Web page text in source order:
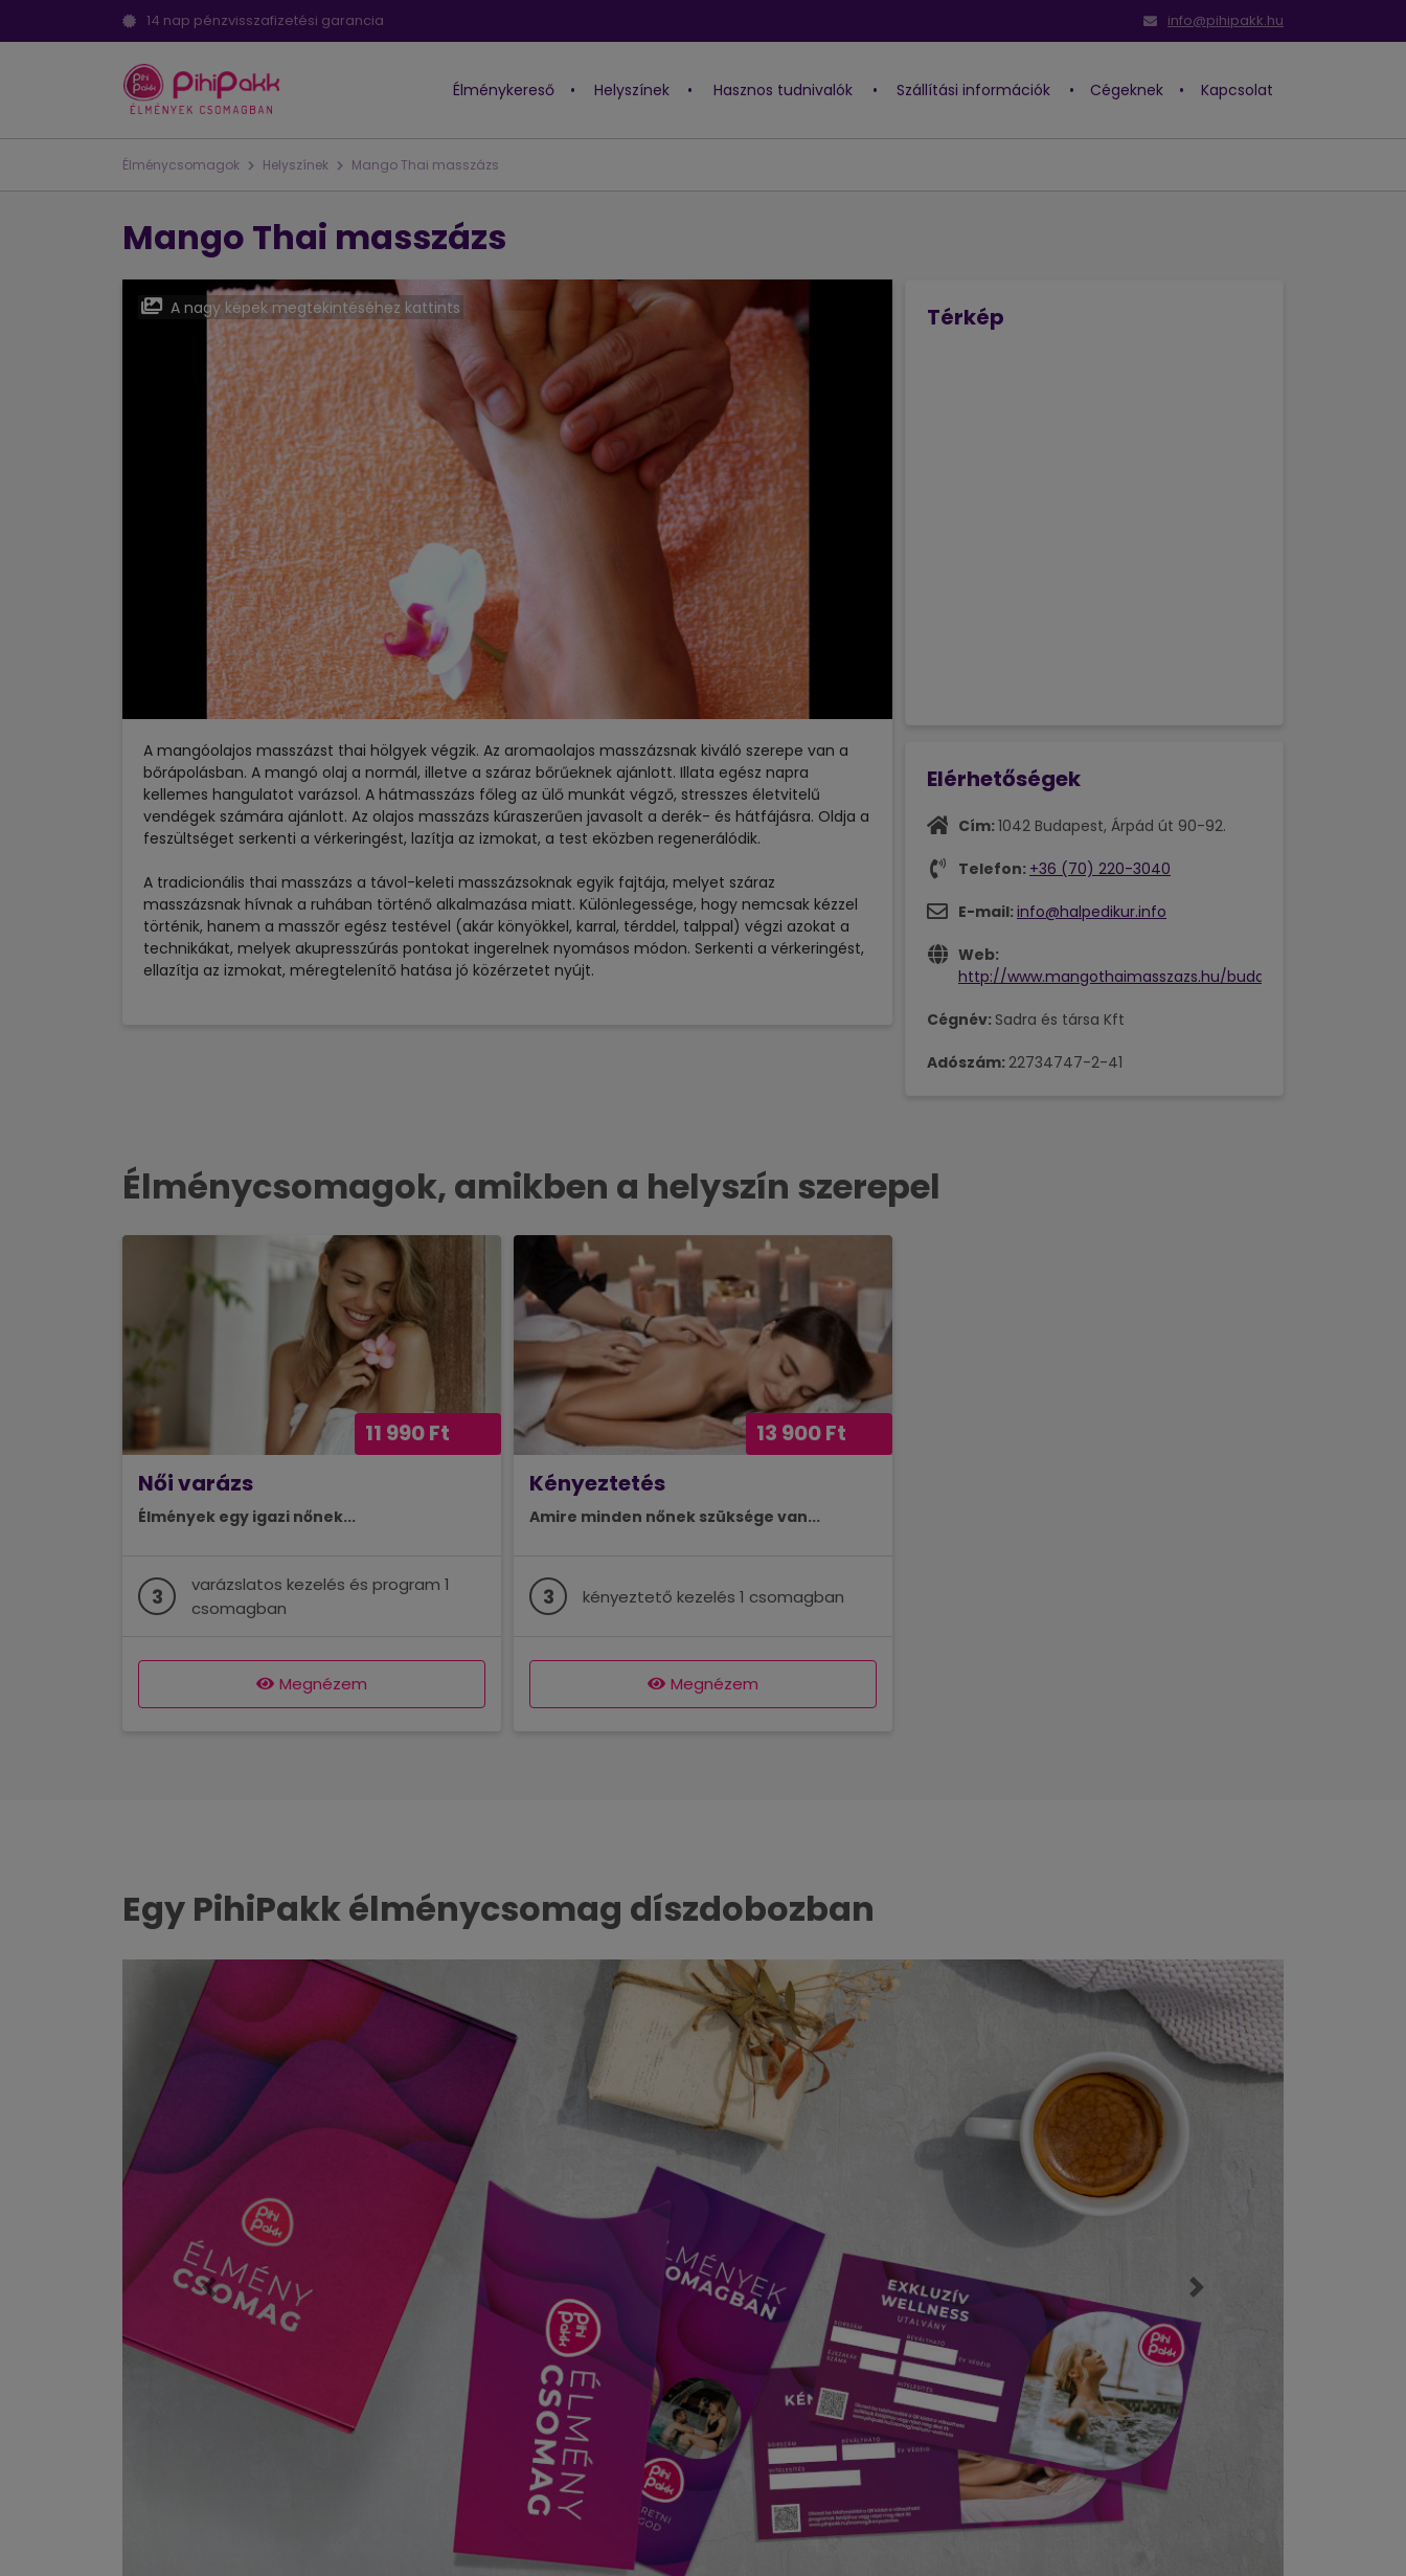
14 nap pénzvisszafizetési garancia info@pihipakk.hu
Élménykereső • Helyszínek • Hasznos tudnivalók • Szállítási információk • Cégeknek • Kapcsolat
Élménycsomagok Helyszínek Mango Thai masszázs
Mango Thai masszázs
A nagy képek megtekintéséhez kattints
Előző
A mangóolajos masszázst thai hölgyek végzik. Az aromaolajos masszázsnak kiváló szerepe van a
bőrápolásban. A mangó olaj a normál, illetve a száraz bőrűeknek ajánlott. Illata egész napra
kellemes hangulatot varázsol. A hátmasszázs főleg az ülő munkát végző, stresszes életvitelű
vendégek számára ajánlott. Az olajos masszázs kúraszerűen javasolt a derék- és hátfájásra. Oldja a
feszültséget serkenti a vérkeringést, lazítja az izmokat, a test eközben regenerálódik.
A tradicionális thai masszázs a távol-keleti masszázsoknak egyik fajtája, melyet száraz
masszázsnak hívnak a ruhában történő alkalmazása miatt. Különlegessége, hogy nemcsak kézzel
történik, hanem a masszőr egész testével (akár könyökkel, karral, térddel, talppal) végzi azokat a
technikákat, melyek akupresszúrás pontokat ingerelnek nyomásos módon. Serkenti a vérkeringést,
ellazítja az izmokat, méregtelenítő hatása jó közérzetet nyújt.
Elérhetőségek
Cím: 1042 Budapest, Árpád út 90-92.
Telefon: +36 (70) 220-3040
E-mail: info@halpedikur.info
Web:
http://www.mangothaimasszazs.hu/budapest/
Cégnév: Sadra és társa Kft
Adószám: 22734747-2-41
Térkép
Élménycsomagok, amikben a helyszín szerepel
11 990 Ft
Női varázs
Élmények egy igazi nőnek...
3
varázslatos kezelés és program 1
csomagban
Megnézem
13 900 Ft
Kényeztetés
Amire minden nőnek szüksége van...
3 kényeztető kezelés 1 csomagban
Megnézem
Egy PihiPakk élménycsomag díszdobozban
Előző Következő